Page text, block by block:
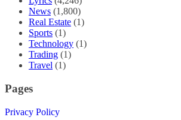
News (1,800)
Real Estate (1)
Sports (1)
Technology (1)
Trading (1)
Travel (1)
Pages
Privacy Policy